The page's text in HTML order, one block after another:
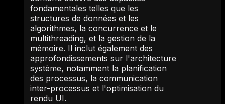
fondamentales telles que les
structures de données et les
algorithmes, la concurrence et le
multithreading, et la gestion de la
mémoire. Il inclut également des
approfondissements sur l'architecture
système, notamment la planification
des processus, la communication
inter-processus et l'optimisation du
rendu UI.